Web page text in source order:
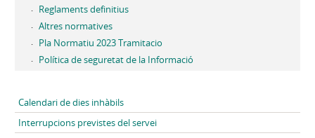
Reglaments definitius
Altres normatives
Pla Normatiu 2023 Tramitacio
Política de seguretat de la Informació
Calendari de dies inhàbils
Interrupcions previstes del servei